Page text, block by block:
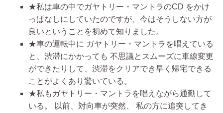
★私は車の中でガヤトリー・マントラのCD をかけ
っぱなしにしていたのですが、今はそうしない方が
良いということを初めて知りました。
★車の運転中に ガヤトリー・マントラを唱えている
と、渋滞にかかっても 不思議とスムーズに車線変更
ができたりして、渋滞をクリアでき早く帰宅できる
ことがよくあり驚いている。
★私もガヤトリー・マントラを唱えながら通勤して
いる。 以前、対向車が突然、 私の方に追突してき